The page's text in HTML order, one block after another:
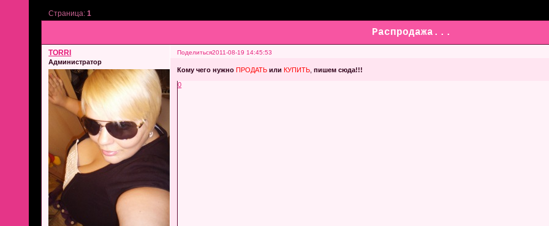
Распродажа...
Страница:1
Поделиться2011-08-19 14:45:53
TORRI
Администратор
Кому чего нужно ПРОДАТЬили КУПИТЬ пишем сюда!!!
0